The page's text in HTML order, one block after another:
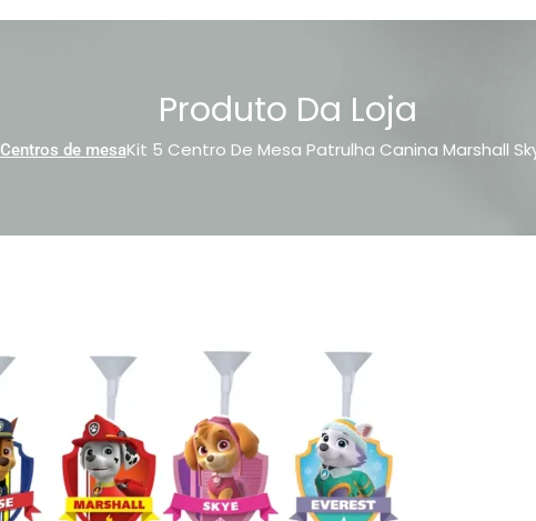
Produto Da Loja
Centros de mesaKit 5 Centro De Mesa Patrulha Canina Marshall